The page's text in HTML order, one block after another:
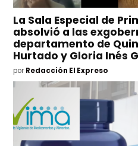
La Sala Especial de
absolvió a las
departamento de
Hurtado y Gloria Inés
por Redacción El Expreso